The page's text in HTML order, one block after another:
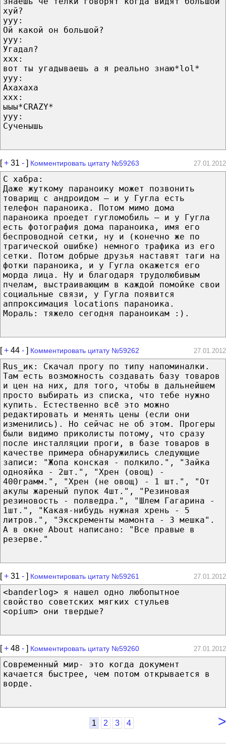
хуй?
yyy:
Ой какой он большой?
yyy:
Угадал?
xxx:
вот ты угадываешь а я реально знаю*lol*
yyy:
Ахахаха
xxx:
ыыы*CRAZY*
yyy:
Сученышь
[+ 31 - ] Комментировать цитату №59263 27.01.2012
С хабра:
Даже жуткому параноику может позвонить
товарищ с андроидом — и у Гугла есть
телефон параноика. Потом мимо дома
параноика проедет гугломобиль — и у Гугла
есть фотография дома параноика, имя его
беспроводной сетки, ну и (конечно же по
трагической ошибке) немного трафика из его
сетки. Потом добрые друзья наставят таги на
фотки параноика, и у Гугла окажется его
морда лица. Ну и благодаря трудолюбивым
пчелам, выстраивающим в каждой помойке свои
социальные связи, у Гугла появится
аппроксимация locations параноика.
Мораль: тяжело сегодня параноикам :).
[+ 44 - ] Комментировать цитату №59262 27.01.2012
Rus_ик: Скачал прогу по типу напоминалки.
Там есть возможность создавать базу товаров
и цен на них, для того, чтобы в дальнейшем
просто выбирать из списка, что тебе нужно
купить. Естественно всё это можно
редактировать и менять цены (если они
изменились). Но сейчас не об этом. Прогеры
были видимо приколисты потому, что сразу
после инсталляции проги, в базе товаров в
качестве примера обнаружились следующие
записи: "Жопа конская - полкило.", "Зайка
однояйка - 2шт.", "Хрен (овощ) -
400грамм.", "Хрен (не овощ) - 1 шт.", "От
акулы жареный пупок 4шт.", "Резиновая
резиновость - полведра.", "Шлем Гагарина -
1шт.", "Какая-нибудь нужная хрень - 5
литров.", "Экскременты мамонта - 3 мешка".
А в окне About написано: "Все правые в
резерве."
[+ 31 - ] Комментировать цитату №59261 27.01.2012
<banderlog> я нашел одно любопытное
свойство советских мягких стульев
<opium> они твердые?
[+ 48 - ] Комментировать цитату №59260 27.01.2012
Современный мир- это когда документ
качается быстрее, чем потом открывается в
ворде.
>
1 2 3 4